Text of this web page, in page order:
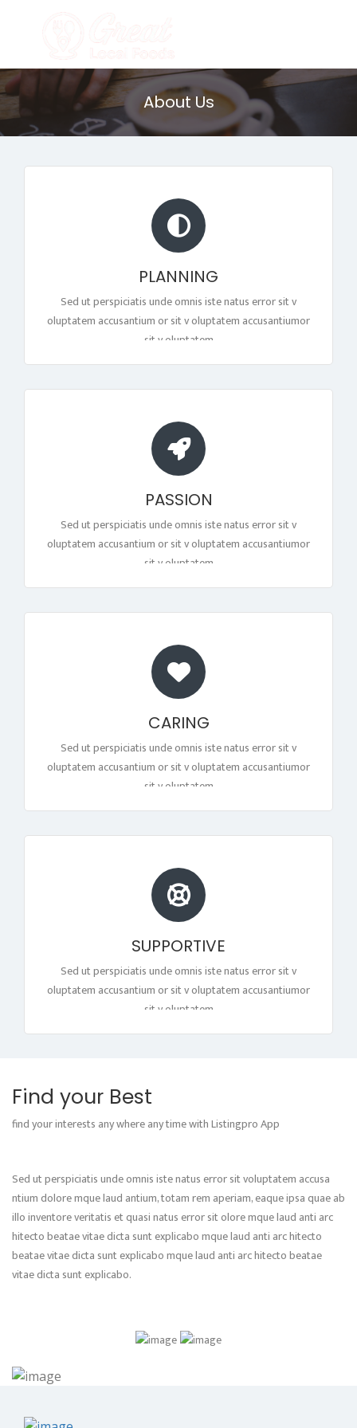
About Us
PLANNING
Sed ut perspiciatis unde omnis iste natus error sit v
oluptatem accusantium or sit v oluptatem accusantiumor
sit v oluptatem
PASSION
Sed ut perspiciatis unde omnis iste natus error sit v
oluptatem accusantium or sit v oluptatem accusantiumor
sit v oluptatem
CARING
Sed ut perspiciatis unde omnis iste natus error sit v
oluptatem accusantium or sit v oluptatem accusantiumor
sit v oluptatem
SUPPORTIVE
Sed ut perspiciatis unde omnis iste natus error sit v
oluptatem accusantium or sit v oluptatem accusantiumor
sit v oluptatem
Find your Best
find your interests any where any time with Listingpro App
Sed ut perspiciatis unde omnis iste natus error sit voluptatem accusa
ntium dolore mque laud antium, totam rem aperiam, eaque ipsa quae ab
illo inventore veritatis et quasi natus error sit olore mque laud anti arc
hitecto beatae vitae dicta sunt explicabo mque laud anti arc hitecto
beatae vitae dicta sunt explicabo mque laud anti arc hitecto beatae
vitae dicta sunt explicabo.